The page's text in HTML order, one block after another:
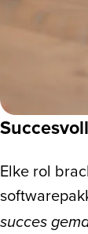
Elke rol
succes